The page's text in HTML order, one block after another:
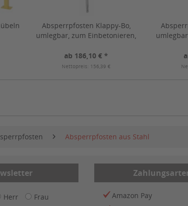
Absperrpfosten Klappy-Bo,
umlegbar, zum Einbetonieren,
ab 186,10 € *
Nettopreis: 156,39 €
Absperrpfosten aus Stahl
Herr
Frau
Amazon Pay